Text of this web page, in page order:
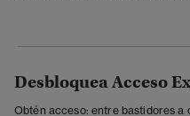
Desbloquea Acceso
Obtén acceso: entre bastidores a